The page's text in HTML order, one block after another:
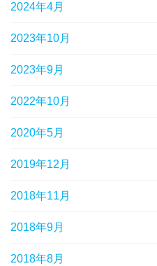
2024年4月
2023年10月
2023年9月
2022年10月
2020年5月
2019年12月
2018年11月
2018年9月
2018年8月